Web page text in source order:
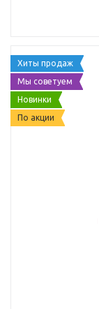
Хиты продаж
Мы советуем
Новинки
По акции